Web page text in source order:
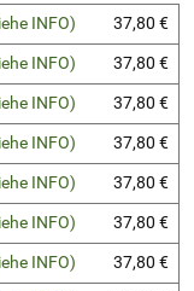
INFO)
37,80 €
INFO)
37,80 €
INFO)
37,80 €
INFO)
37,80 €
INFO)
37,80 €
INFO)
37,80 €
INFO)
37,80 €